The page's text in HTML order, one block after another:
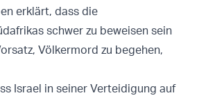
erklärt, dass die
schwer zu beweisen sein
Völkermord zu begehen,
Israel in seiner Verteidigung auf